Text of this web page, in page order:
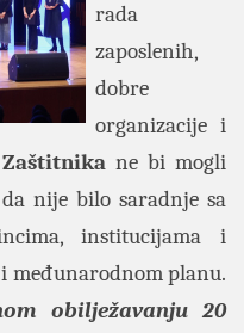
rada
zaposlenih,
dobre
organizacije i
Zaštitnika ne bi mogli
nije bilo saradnje sa
institucijama i
međunarodnom planu.
obilježavanju 20